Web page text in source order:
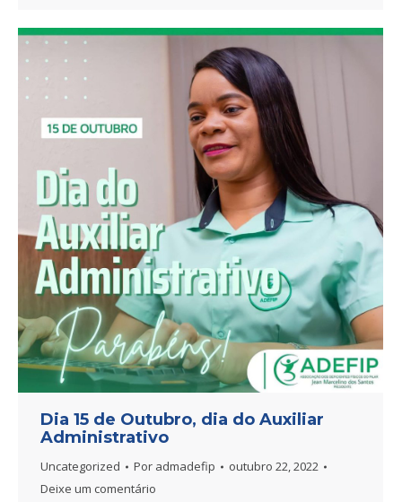
Dia 15 de Outubro, dia do Auxiliar
Administrativo
Uncategorized Por admadefip
outubro 22, 2022
Deixe um comentário